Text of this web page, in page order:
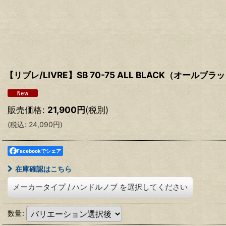
【リブレ/LIVRE】SB 70-75 ALL BLACK（オールブラ
販売価格: 21,900円(税別)
(税込: 24,090円)
Facebookでシェア
在庫確認はこちら
メーカータイプ / ハンドルノブ を選択してください
数量: